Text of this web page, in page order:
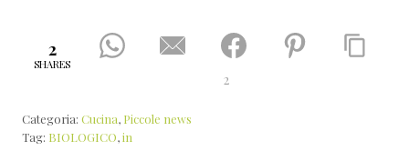
2
SHARES
2
Categoria: Cucina, Piccole news
Tag: BIOLOGICO,in